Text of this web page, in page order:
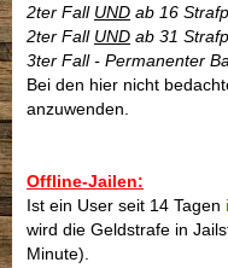
2ter Fall UND ab 16
2ter Fall UND ab 31
3ter Fall - Permanenter
Bei den hier nicht
anzuwenden.
Offline-Jailen:
Ist ein User seit 14 Tagen
wird die Geldstrafe in
Minute).